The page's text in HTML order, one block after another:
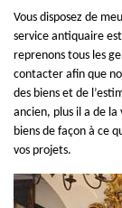
Vous disposez de
service antiquaire
reprenons tous les
contacter afin que
des biens et de
ancien, plus il a de la
biens de façon à ce
vos projets.